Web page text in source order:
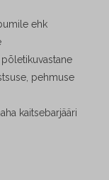
ehk
pehmuse
kaitsebarjääri